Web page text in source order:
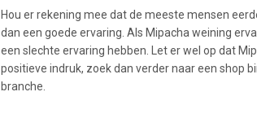
Hou er rekening mee dat de meeste mensen
dan een goede ervaring. Als Mipacha weining
een slechte ervaring hebben. Let er wel op dat
positieve indruk, zoek dan verder naar een shop
branche.